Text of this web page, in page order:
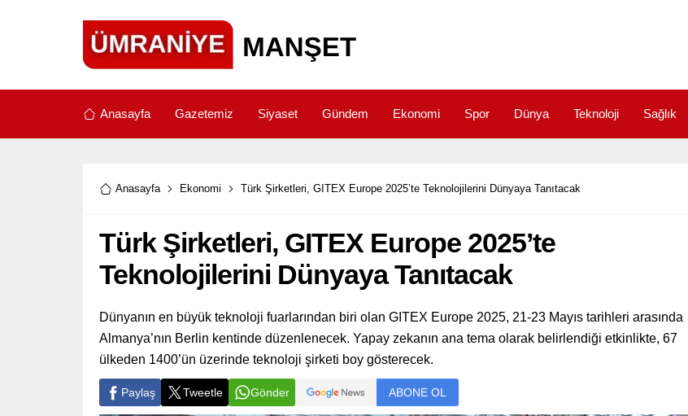
Anasayfa Gazetemiz Siyaset Gündem Ekonomi Spor Dünya Teknoloji Sağlık
Anasayfa Ekonomi Türk Şirketleri, GITEX Europe 2025’te Teknolojilerini Dünyaya Tanıtacak
Türk Şirketleri, GITEX Europe 2025’te
Teknolojilerini Dünyaya Tanıtacak
Dünyanın en büyük teknoloji fuarlarından biri olan GITEX Europe 2025, 21-23 Mayıs tarihleri arasında
Almanya’nın Berlin kentinde düzenlenecek. Yapay zekanın ana tema olarak belirlendiği etkinlikte, 67
ülkeden 1400’ün üzerinde teknoloji şirketi boy gösterecek.
Paylaş Tweetle Gönder ABONE OL